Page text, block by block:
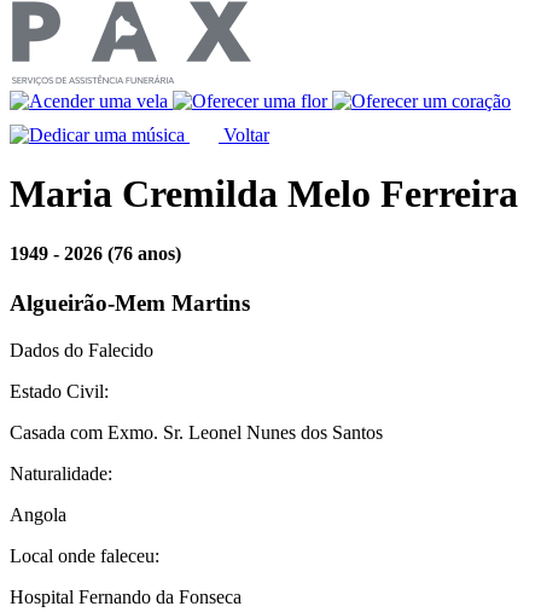
Voltar
Maria Cremilda Melo Ferreira
1949 - 2026 (76 anos)
Algueirão-Mem Martins
Dados do Falecido
Estado Civil:
Casada com Exmo. Sr. Leonel Nunes dos Santos
Naturalidade:
Angola
Local onde faleceu:
Hospital Fernando da Fonseca